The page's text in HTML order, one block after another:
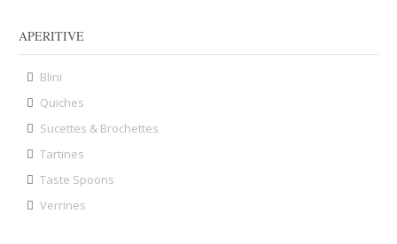
APERITIVE
Blini
Quiches
Sucettes & Brochettes
Tartines
Taste Spoons
Verrines